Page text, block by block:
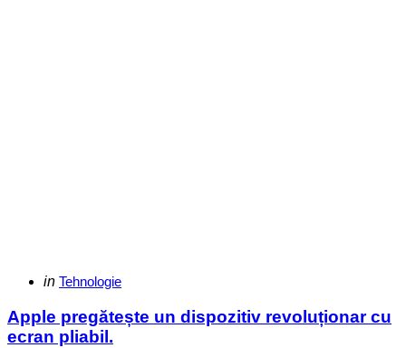
Categories
Posted
in Tehnologie
Apple pregătește un dispozitiv revoluționar cu
ecran pliabil.